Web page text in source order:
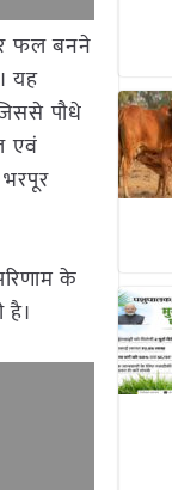
फल बनने
यह
पौधे
एवं
के